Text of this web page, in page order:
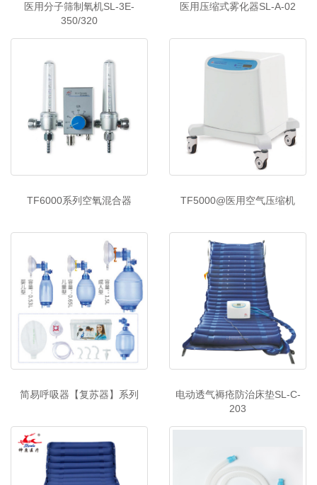
医用分子筛制氧机SL-3E-
350/320
医用压缩式雾化器SL-A-02
TF6000系列空氧混合器 TF5000@医用空气压缩机
简易呼吸器【复苏器】系列
电动透气褥疮防治床垫SL-C-
203